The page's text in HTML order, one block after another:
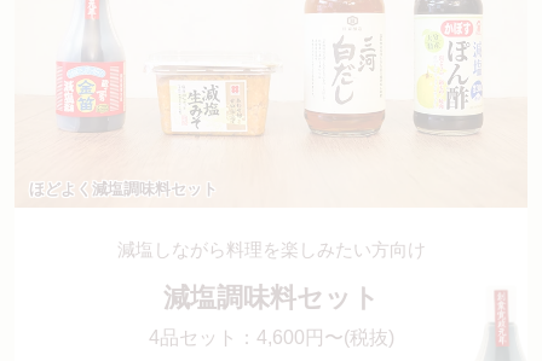
ほどよく減塩調味料セット
減塩しながら料理を楽しみたい方向け
減塩調味料セット
4品セット：4,600円〜(税抜)